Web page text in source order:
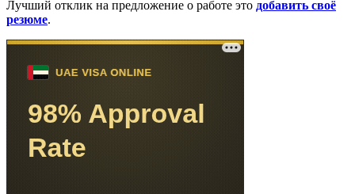
Лучший отклик на предложение о работе это добавить своё
резюме.